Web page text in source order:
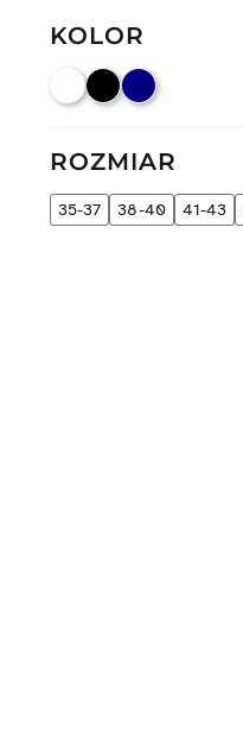
KOLOR
ROZMIAR
35-37 38-40 41-43